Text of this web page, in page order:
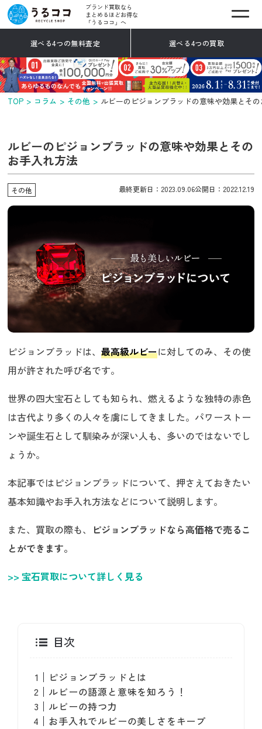
ブランド買取なら
まとめるほどお得な
「うるココ」へ
選べる4つの無料査定 選べる4つの買取
TOP コラム その他 ルビーのピジョンブラッドの意味や効果とそ
ルビーのピジョンブラッドの意味や効果とその
お手入れ方法
その他 最終更新日：2023.09.06公開日：2022.12.19
ピジョンブラッドは、最高級ルビーに対してのみ、その使
用が許された呼び名です。
世界の四大宝石としても知られ、燃えるような独特の赤色
は古代より多くの人々を虜にしてきました。パワーストー
ンや誕生石として馴染みが深い人も、多いのではないでし
ょうか。
本記事ではピジョンブラッドについて、押さえておきたい
基本知識やお手入れ方法などについて説明します。
また、買取の際も、
ピジョンブラッドなら高価格で売るこ
とができます。
>> 宝石買取について詳しく見る
目次
ピジョンブラッドとは
ルビーの語源と意味を知ろう！
ルビーの持つ力
お手入れでルビーの美しさをキープ